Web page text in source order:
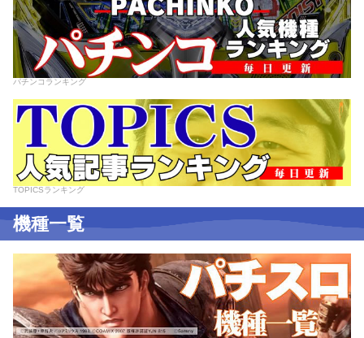
パチンコランキング
TOPICSランキング
機種一覧